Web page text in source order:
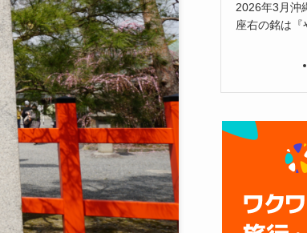
2026年3月沖
座右の銘は『